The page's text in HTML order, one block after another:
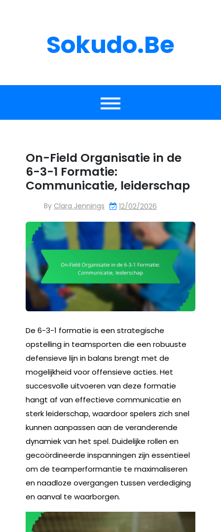
Sokudo.be
On-Field Organisatie in de
6-3-1 Formatie:
Communicatie, leiderschap
By Clara Jennings 12/02/2026
De 6-3-1 formatie is een strategische
opstelling in teamsporten die een robuuste
defensieve lijn in balans brengt met de
mogelijkheid voor offensieve acties. Het
succesvolle uitvoeren van deze formatie
hangt af van effectieve communicatie en
sterk leiderschap, waardoor spelers zich snel
kunnen aanpassen aan de veranderende
dynamiek van het spel. Duidelijke rollen en
gecoördineerde inspanningen zijn essentieel
om de teamperformantie te maximaliseren
en naadloze overgangen tussen verdediging
en aanval te waarborgen.